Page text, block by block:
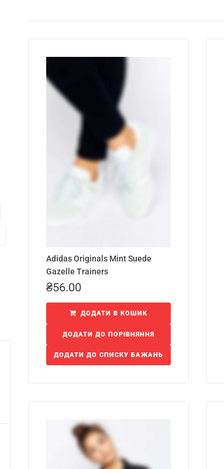
Adidas Originals Mint Suede
Gazelle Trainers
₴56.00
ДОДАТИ В КОШИК
ДОДАТИ ДО ПОРІВНЯННЯ
ДОДАТИ ДО СПИСКУ БАЖАНЬ